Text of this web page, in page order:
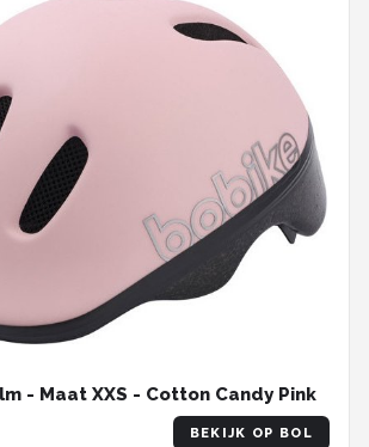
- Maat XXS - Cotton Candy Pink
BEKIJK OP BOL